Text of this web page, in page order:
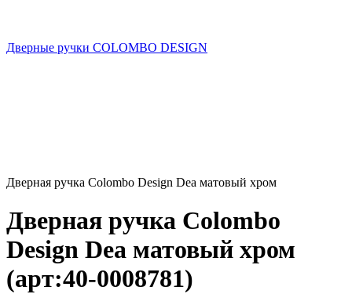
Дверные ручки COLOMBO DESIGN
Дверная ручка Colombo Design Dea матовый хром
Дверная ручка Colombo
Design Dea матовый хром
(арт:40-0008781)